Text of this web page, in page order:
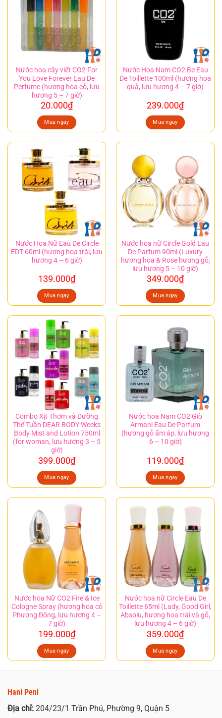
Nước hoa cây viết CO2 For
You Love Forever Eau De
Perfume (hương hoa cỏ, lưu
hương 5 – 7 giờ)
20.000₫
Mua ngay
Nước Hoa Nam CO2 Be Eau
De Toillette 100ml (hương hoa
quả, lưu hương 4 – 7 giờ)
239.000₫
Mua ngay
Nước Hoa Nữ Eau De Circle
EDT 60ml (hương hoa trái, lưu
hương 4 – 6 giờ)
139.000₫
Mua ngay
Nước hoa nữ Circle Gold Eau
De Parfum 90ml (Luxury
hương hoa & Rose hương gỗ,
lưu hương 5 – 10 giờ)
349.000₫
Mua ngay
Combo Xịt Thơm và Dưỡng
Thể Tuần DEAR BODY Weeks
Body Mist and Lotion 750ml
(for woman, lưu hương 3 – 5
giờ)
399.000₫
Mua ngay
Nước hoa Nam CO2 Giò
Armani Eau De Parfum
(hương gỗ ấm áp, lưu hương
6 – 10 giờ)
119.000₫
Mua ngay
Nước hoa Nữ CO2 Fire & Ice
Cologne Spray (hương hoa cỏ
Phương Đông, lưu hương 4 –
7 giờ)
199.000₫
Mua ngay
Nước hoa nữ Circle Eau De
Toillette 65ml (Lady, Good Girl,
Absolu, hương hoa trái và gỗ,
lưu hương 4 – 6 giờ)
359.000₫
Mua ngay
Hani Peni
Địa chỉ: 204/23/1 Trần Phú, Phường 9, Quận 5